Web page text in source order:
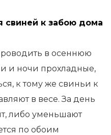
свиней к забою дома
в осеннюю
и ночи прохладные,
к тому же свиньи к
в весе. За день
либо уменьшают
по обоим